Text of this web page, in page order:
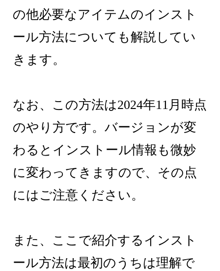
の他必要なアイテムのインスト
ール方法についても解説してい
きます。
なお、この方法は2024年11月時点
のやり方です。バージョンが変
わるとインストール情報も微妙
に変わってきますので、その点
にはご注意ください。
また、ここで紹介するインスト
ール方法は最初のうちは理解で